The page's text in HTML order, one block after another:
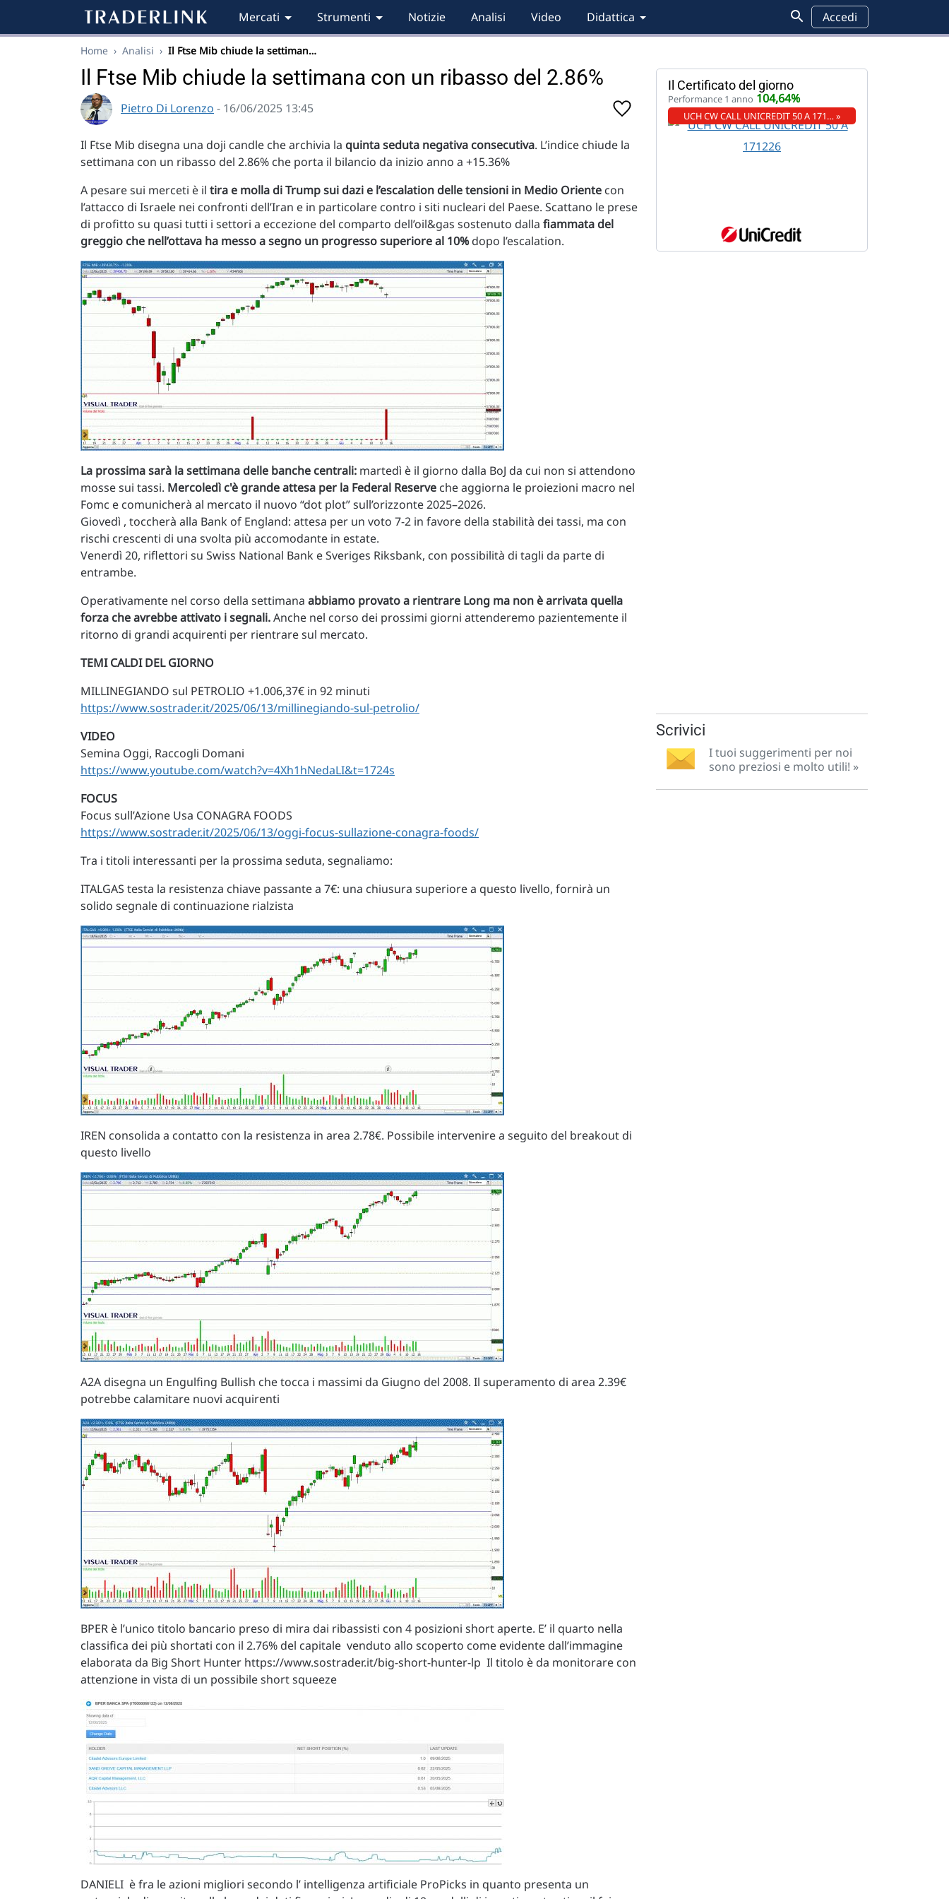
Mercati Strumenti Notizie Analisi Video Didattica Accedi
Home › Analisi › Il Ftse Mib chiude la settiman…
Il Ftse Mib chiude la settimana con un ribasso del 2.86%
Pietro Di Lorenzo - 16/06/2025 13:45
Il Ftse Mib disegna una doji candle che archivia la quinta seduta negativa consecutiva. L’indice chiude la
settimana con un ribasso del 2.86% che porta il bilancio da inizio anno a +15.36%
A pesare sui merceti è il tira e molla di Trump sui dazi e l’escalation delle tensioni in Medio Oriente con
l’attacco di Israele nei confronti dell’Iran e in particolare contro i siti nucleari del Paese. Scattano le prese
di profitto su quasi tutti i settori a eccezione del comparto dell’oil&gas sostenuto dalla fiammata del
greggio che nell’ottava ha messo a segno un progresso superiore al 10%dopo l’escalation.
La prossima sarà la settimana delle banche centrali: martedì è il giorno dalla BoJ da cui non si attendono
mosse sui tassi. Mercoledì c'è grande attesa per la Federal Reserve che aggiorna le proiezioni macro nel
Fomc e comunicherà al mercato il nuovo “dot plot” sull’orizzonte 2025–2026.
Giovedì , toccherà alla Bank of England: attesa per un voto 7-2 in favore della stabilità dei tassi, ma con
rischi crescenti di una svolta più accomodante in estate.
Venerdì 20, riflettori su Swiss National Bank e Sveriges Riksbank, con possibilità di tagli da parte di
entrambe.
Operativamente nel corso della settimana abbiamo provato a rientrare Long ma non è arrivata quella
forza che avrebbe attivato i segnali.Anche nel corso dei prossimi giorni attenderemo pazientemente il
ritorno di grandi acquirenti per rientrare sul mercato.
TEMI CALDI DEL GIORNO
MILLINEGIANDO sul PETROLIO +1.006,37€ in 92 minuti
https://www.sostrader.it/2025/06/13/millinegiando-sul-petrolio/
VIDEO
Semina Oggi, Raccogli Domani
https://www.youtube.com/watch?v=4Xh1hNedaLI&t=1724s
FOCUS
Focus sull’Azione Usa CONAGRA FOODS
https://www.sostrader.it/2025/06/13/oggi-focus-sullazione-conagra-foods/
Tra i titoli interessanti per la prossima seduta, segnaliamo:
ITALGAS testa la resistenza chiave passante a 7€: una chiusura superiore a questo livello, fornirà un
solido segnale di continuazione rialzista
IREN consolida a contatto con la resistenza in area 2.78€. Possibile intervenire a seguito del breakout di
questo livello
A2A disegna un Engulfing Bullish che tocca i massimi da Giugno del 2008. Il superamento di area 2.39€
potrebbe calamitare nuovi acquirenti
BPER è l’unico titolo bancario preso di mira dai ribassisti con 4 posizioni short aperte. E’ il quarto nella
classifica dei più shortati con il 2.76% del capitale venduto allo scoperto come evidente dall’immagine
elaborata da Big Short Hunter https://www.sostrader.it/big-short-hunter-lp Il titolo è da monitorare con
attenzione in vista di un possibile short squeeze
DANIELI è fra le azioni migliori secondo l’ intelligenza artificiale ProPicks in quanto presenta un
Il Certificato del giorno
Performance 1 anno 104,64%
UCH CW CALL UNICREDIT 50 A 171… »
Scrivici
I tuoi suggerimenti per noi
sono preziosi e molto utili! »